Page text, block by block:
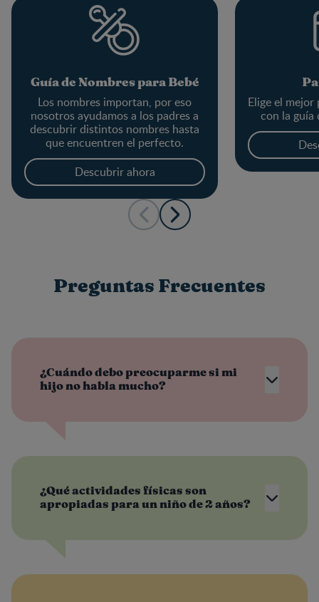
Guía de Nombres para Bebé
Los nombres importan, por eso
nosotros ayudamos a los padres a
descubrir distintos nombres hasta
que encuentren el perfecto.
Descubrir ahora
Elige el
con la guía
Preguntas Frecuentes
¿Cuándo debo preocuparme si mi
hijo no habla mucho?
¿Qué actividades físicas son
apropiadas para un niño de 2 años?